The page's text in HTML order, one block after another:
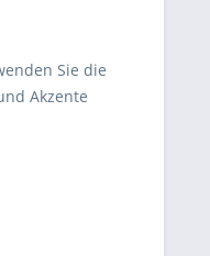
Sie die
Akzente